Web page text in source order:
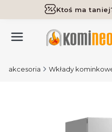
Ktoś ma
Darmowa
i akcesoria Wkłady